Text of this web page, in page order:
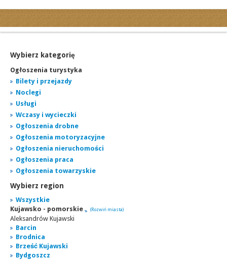
Ogłoszenia motoryzacyjne
Ogłoszenia nieruchomości
Ogłoszenia praca
Ogłoszenia turystyka
Ogłoszenia towarzyskie
Regiony
miasta...
Wybierz kategorię
Ogłoszenia turystyka
Bilety i przejazdy
Noclegi
Usługi
Wczasy i wycieczki
Ogłoszenia drobne
Ogłoszenia motoryzacyjne
Ogłoszenia nieruchomości
Ogłoszenia praca
Ogłoszenia towarzyskie
Wybierz region
Wszystkie
Kujawsko - pomorskie
(Rozwiń miasta)
Aleksandrów Kujawski
Barcin
Brodnica
Brześć Kujawski
Bydgoszcz